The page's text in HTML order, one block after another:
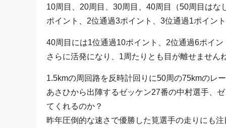
10周目、20周目、30周目、40周目（50周目は
ポイント、2位通過3ポイント、3位通過1ポイン
40周目には1位通過10ポイント、2位通過6ポイ
さらに活発になり、1周たりとも目が離せません
1.5kmの周回路を反時計回りに50周の75kmのレ
あさひから出陣するゼッケン27番の中村選手、
てくれるのか？
昨年圧倒的な速さで優勝した筧選手の走りにも